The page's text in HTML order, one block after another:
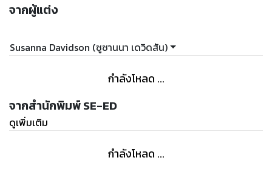
จากผู้แต่ง
Susanna Davidson (ซูซานนา เดวิดสัน)
กำลังโหลด ...
จากสำนักพิมพ์ SE-ED
ดูเพิ่มเติม
กำลังโหลด ...